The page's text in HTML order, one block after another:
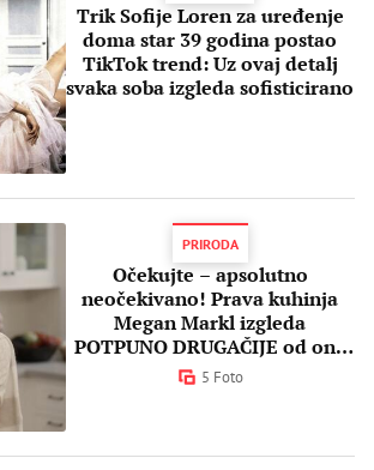
Trik Sofije Loren za uređenje
doma star 39 godina postao
TikTok trend: Uz ovaj detalj
svaka soba izgleda sofisticirano
PRIRODA
Očekujte – apsolutno
neočekivano! Prava kuhinja
Megan Markl izgleda
POTPUNO DRUGAČIJE od one
koju je pokazala u emisiji
5 Foto